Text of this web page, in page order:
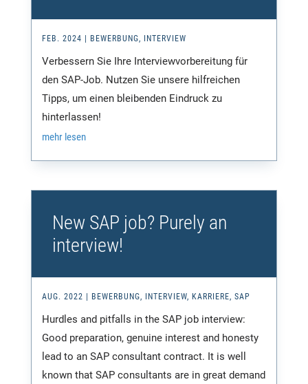
FEB. 2024 BEWERBUNG, INTERVIEW
Verbessern Sie Ihre Interviewvorbereitung für
den SAP-Job. Nutzen Sie unsere hilfreichen
Tipps, um einen bleibenden Eindruck zu
hinterlassen!
mehr lesen
New SAP job? Purely an
interview!
AUG. 2022 | BEWERBUNG, INTERVIEW, KARRIERE, SAP
Hurdles and pitfalls in the SAP job interview:
Good preparation, genuine interest and honesty
lead to an SAP consultant contract. It is well
known that SAP consultants are in great demand